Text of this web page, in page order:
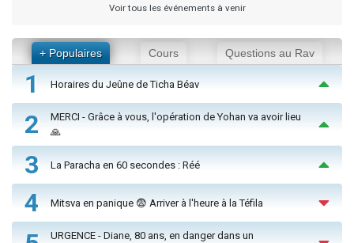
Voir tous les événements à venir
+ Populaires Cours Questions au Rav
1 Horaires du Jeûne de Ticha Béav
2
MERCI - Grâce à vous, l'opération de Yohan va avoir lieu
🙏
3 La Paracha en 60 secondes : Réé
4 Mitsva en panique 😨 Arriver à l'heure à la Téfila
URGENCE - Diane, 80 ans, en danger dans un